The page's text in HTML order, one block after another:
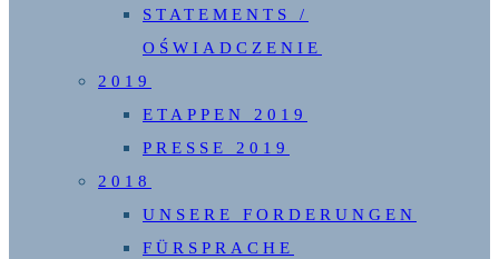
STATEMENTS /
OŚWIADCZENIE
2019
ETAPPEN 2019
PRESSE 2019
2018
UNSERE FORDERUNGEN
FÜRSPRACHE